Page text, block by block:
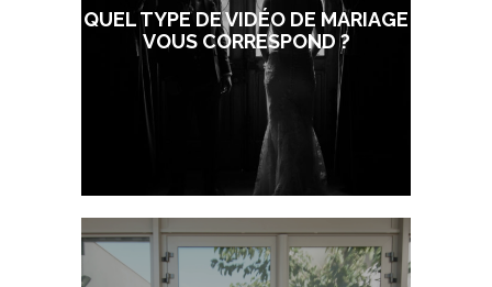
QUEL TYPE DE VIDÉO DE MARIAGE
VOUS CORRESPOND ?